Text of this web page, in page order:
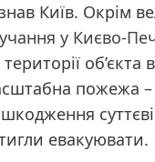
Київ. Окрім
у Києво-
території
пожежа –
евакуювати.